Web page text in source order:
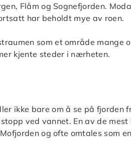
Flåm og Sognefjorden.
har beholdt mye av roen.
som et område mange
kjente steder i nærheten.
ikke bare om å se på fjorden
ved vannet. En av de
og ofte omtales som